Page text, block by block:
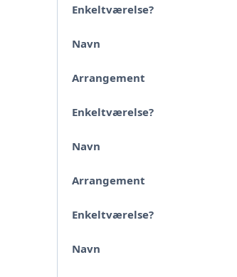
Enkeltværelse?
Navn
Arrangement
Enkeltværelse?
Navn
Arrangement
Enkeltværelse?
Navn